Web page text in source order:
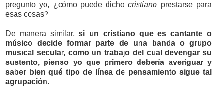
pregunto yo, ¿cómo puede dichocristiano prestarse para
esas cosas?
De manera similar,si un cristiano que es cantante o
músico decide formar parte de una banda o grupo
musical secular, como un trabajo del cual devengar su
sustento, pienso yo que primero debería averiguar y
saber bien qué tipo de línea de pensamiento sigue tal
agrupación.